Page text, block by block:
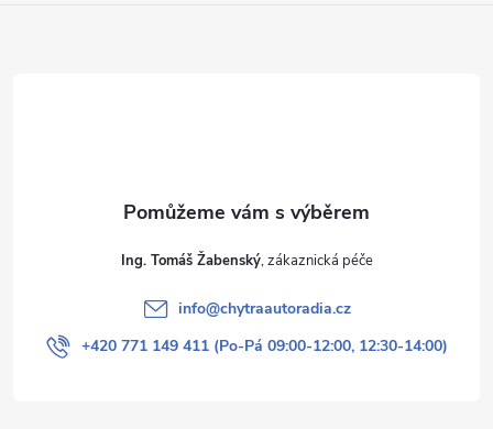
Ing. Tomáš Žabenský
info@chytraautoradia.cz
+420 771 149 411 (Po-Pá 09:00-12:00, 12:30-14:00)